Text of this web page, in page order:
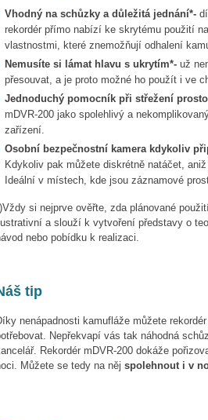
Vhodný na schůzky a důležitá jednání*-
rekordér přímo nabízí ke skrytému použití
vlastnostmi, které znemožňují odhalení
Nemusíte si lámat hlavu s ukrytím*- už
přesouvat, a je proto možné ho použít i ve
Jednoduchý pomocník při střežení
mDVR-200 jako spolehlivý a
zařízení.
Osobní bezpečnostní kamera kdykoliv
Kdykoliv pak můžete diskrétně natáčet,
Ideální v místech, kde jsou záznamové
si nejprve ověřte, zda plánované
a slouží k vytvoření představy o
nebo pobídku k realizaci.
tip
nenápadnosti kamufláže můžete
Nepřekvapí vás tak náhodná
Rekordér mDVR-200 dokáže
Můžete se tedy na něj spolehnout i v